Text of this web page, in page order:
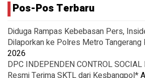
Pos-Pos Terbaru
Diduga Rampas Kebebasan Pers,
Dilaporkan ke Polres Metro Tangerang
2026
DPC INDEPENDEN CONTROL
Resmi Terima SKTL dari Kesbangpol*